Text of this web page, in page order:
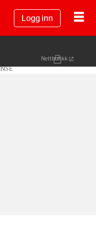
Logg inn
Nettbutikk